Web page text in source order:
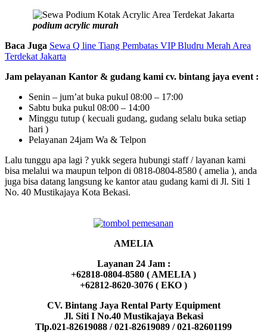
podium acrylic murah
Baca Juga Sewa Q line Tiang Pembatas VIP Bludru Merah Area
Terdekat Jakarta
Jam pelayanan Kantor & gudang kami cv. bintang jaya event :
Senin – jum’at buka pukul 08:00 – 17:00
Sabtu buka pukul 08:00 – 14:00
Minggu tutup ( kecuali gudang, gudang selalu buka setiap
hari )
Pelayanan 24jam Wa & Telpon
Lalu tunggu apa lagi ? yukk segera hubungi staff / layanan kami
bisa melalui wa maupun telpon di 0818-0804-8580 ( amelia ), anda
juga bisa datang langsung ke kantor atau gudang kami di Jl. Siti 1
No. 40 Mustikajaya Kota Bekasi.
AMELIA
Layanan 24 Jam :
+62818-0804-8580 ( AMELIA )
+62812-8620-3076 ( EKO )
CV. Bintang Jaya Rental Party Equipment
Jl. Siti I No.40 Mustikajaya Bekasi
Tlp.021-82619088 / 021-82619089 / 021-82601199